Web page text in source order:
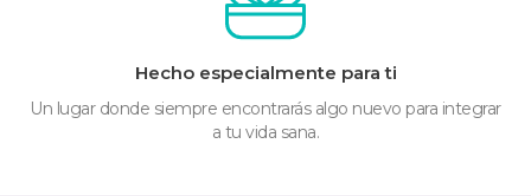
Hecho especialmente para ti
Un lugar donde siempre encontrarás algo nuevo para integrar
a tu vida sana.